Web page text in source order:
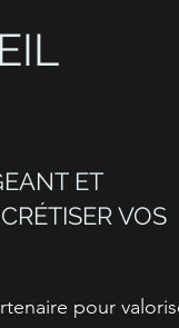
ET
VOS
pour